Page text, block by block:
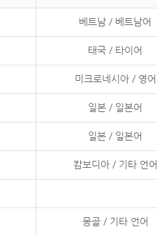
베트남 / 베트남어
태국 / 타이어
미크로네시아 / 영어
일본 / 일본어
일본 / 일본어
캄보디아 / 기타 언어
몽골 / 기타 언어